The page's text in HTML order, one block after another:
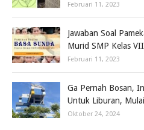
Februari 11, 2023
Jawaban Soal
Murid SMP Kelas
Februari 11, 2023
Ga Pernah Bosan,
Untuk Liburan,
Oktober 24, 2024